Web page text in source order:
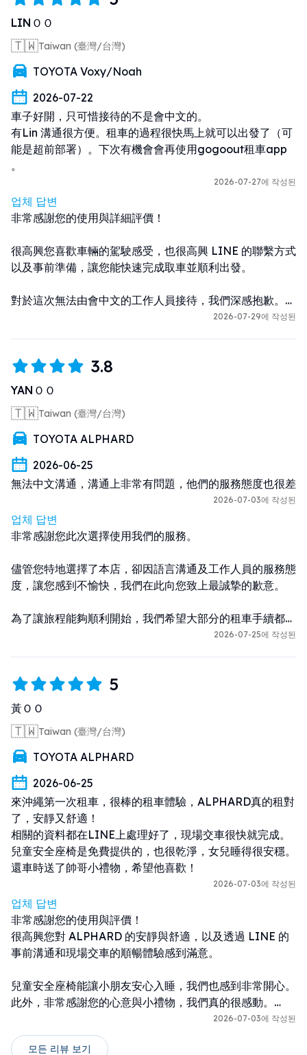
If you have any issues or questions,
please feel free to contact us at any
time.
ID: @296esnbu
■WhatsApp
+81 80-6486-3962
■Email
After making a reservation, you will
process, so please be sure to add us on
About the free shuttle service:
conditions.
If you are late for the meeting time, the
shuttle will be arranged at a different
the day of rental.
License verification will be completed in
please submit it there.
Additional drivers can also be
<For Japanese nationals>
<For Taiwan nationals>
Home country driver’s license
Japanese translation document
Passport
※ All documents must be valid and
【Cases Where Insurance and
Compensation Plans Do Not Apply】
1. When the police and our company
are not contacted and the required
procedures are not followed in the
agreement.
3. When the case falls under the
exclusions of the insurance policy
contracted by our company.
・Accidents caused intentionally
・Flat tires or damage to tires
・Loss or damage of wheel caps
・Damage to interior equipment, or
LINＯＯ
🇹🇼Taiwan (臺灣/台灣)
TOYOTA Voxy/Noah
2026-07-22
車子好開，只可惜接待的不是會中文的。
有Lin 溝通很方便。租車的過程很快馬上就可以出發了（可
能是超前部署）。下次有機會會再使用gogoout租車app
。
2026-07-27에 작성된
업체 답변
非常感謝您的使用與詳細評價！
很高興您喜歡車輛的駕駛感受，也很高興 LINE 的聯繫方式
以及事前準備，讓您能快速完成取車並順利出發。
對於這次無法由會中文的工作人員接待，我們深感抱歉。目
前我們透過翻譯工具與聊天訊息協助溝通，未來也會持續改
期待您下次透過 Gogoout 再次來沖繩租車，也歡迎再次光
2026-07-29에 작성된
3.8
YANＯＯ
🇹🇼Taiwan (臺灣/台灣)
TOYOTA ALPHARD
2026-06-25
無法中文溝通，溝通上非常有問題，他們的服務態度也很差
2026-07-03에 작성된
업체 답변
非常感謝您此次選擇使用我們的服務。
儘管您特地選擇了本店，卻因語言溝通及工作人員的服務態
度，讓您感到不愉快，我們在此向您致上最誠摯的歉意。
為了讓旅程能夠順利開始，我們希望大部分的租車手續都能
事先完成，讓您於取車當天只需確認車輛，即可快速出發。
我們會認真看待您提出的寶貴意見，並盡快改善相關問題，
持續提升服務品質，讓每位顧客都能更加安心地使用我們的
服務。
再次感謝您提供寶貴的意見。
2026-07-25에 작성된
5
黃ＯＯ
🇹🇼Taiwan (臺灣/台灣)
TOYOTA ALPHARD
2026-06-25
來沖繩第一次租車，很棒的租車體驗，ALPHARD真的租對
了，安靜又舒適！
相關的資料都在LINE上處理好了，現場交車很快就完成。
兒童安全座椅是免費提供的，也很乾淨，女兒睡得很安穩。
還車時送了帥哥小禮物，希望他喜歡！
2026-07-03에 작성된
업체 답변
非常感謝您的使用與評價！
很高興您對 ALPHARD 的安靜與舒適，以及透過 LINE 的
事前溝通和現場交車的順暢體驗感到滿意。
兒童安全座椅能讓小朋友安心入睡，我們也感到非常開心。
此外，非常感謝您的心意與小禮物，我們真的很感動。
我們會持續努力提供更安心、舒適的租車服務。
期待您下次再來沖繩旅遊時再次光臨！
2026-07-03에 작성된
모든 리뷰 보기